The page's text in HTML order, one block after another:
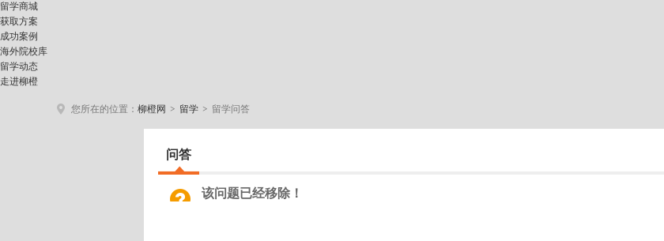
留学商城
获取方案
成功案例
海外院校库
留学动态
走进柳橙
您所在的位置： 柳橙网 > 留学 > 留学问答
问答
该问题已经移除！